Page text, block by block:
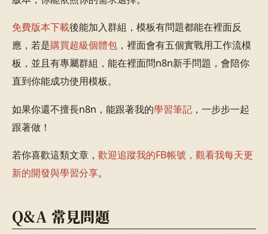
免費版本下載後能加入群組，模板有問題都能在裡面反
應，若是購買超級個體包 ，裡面會有五個實戰用工作流模
板，並且有專屬群組，能在裡面問n8n新手問題，會陪你
直到你能成功使用模板。
如果你還不擅長n8n，能跟著我的學習筆記 ，一步步一起
跟著做！
若你喜歡這類文章， 歡迎追蹤我的FB帳號，觀看我每天更
新的開發與學習分享。
Q&A 常見問題